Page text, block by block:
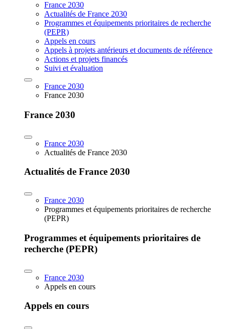
France 2030
Actualités de France 2030
Programmes et équipements prioritaires de recherche
(PEPR)
Appels en cours
Appels à projets antérieurs et documents de référence
Actions et projets financés
Suivi et évaluation
France 2030
France 2030
France 2030
France 2030
Actualités de France 2030
Actualités de France 2030
France 2030
Programmes et équipements prioritaires de recherche
(PEPR)
Programmes et équipements prioritaires de
recherche (PEPR)
France 2030
Appels en cours
Appels en cours